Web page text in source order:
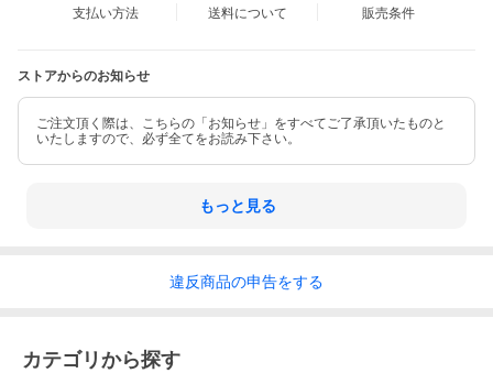
支払い方法 送料について 販売条件
ストアからのお知らせ
ご注文頂く際は、こちらの「お知らせ」をすべてご了承頂いたものと
いたしますので、必ず全てをお読み下さい。
もっと見る
違反商品の申告をする
カテゴリから探す